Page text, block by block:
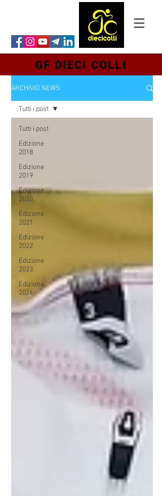
GF DIECI COLLI
ARCHIVIO NEWS
Tutti i post
Edizione
2018
Edizione
2019
Edizione
2020
Edizione
2021
Edizione
2022
Edizione
2023
Edizione
2024
Tutti i post